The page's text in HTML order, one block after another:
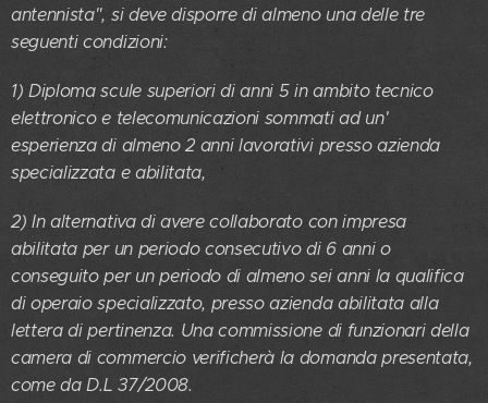
antennista", si deve disporre di almeno una delle tre
seguenti condizioni:
1) Diploma scule superiori di anni 5 in ambito tecnico
elettronico e telecomunicazioni sommati ad un'
esperienza di almeno 2 anni lavorativi presso azienda
specializzata e abilitata,
2) In alternativa di avere collaborato con impresa
abilitata per un periodo consecutivo di 6 anni o
conseguito per un periodo di almeno sei anni la qualifica
di operaio specializzato, presso azienda abilitata alla
lettera di pertinenza. Una commissione di funzionari della
camera di commercio verificherà la domanda presentata,
come da D.L 37/2008.